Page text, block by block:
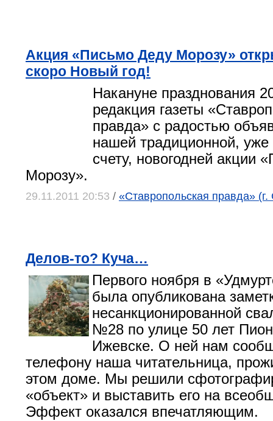
Акция «Письмо Деду Морозу»
скоро Новый год!
Накануне празднования
редакция газеты
правда» с радостью
нашей традиционной,
счету, новогодней акции
Морозу».
29.11.2011 20:53 / «Ставропольская правда»
Делов-то? Куча…
Первого ноября в
была опубликована
несанкционированной
№28 по улице 50 лет
Ижевске. О ней нам
телефону наша читательница,
этом доме. Мы решили
«объект» и выставить его на
Эффект оказался впечатляющим.